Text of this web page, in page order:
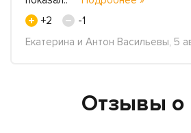
+2
-1
Екатерина и Антон Васильевы, 5
Отзывы о